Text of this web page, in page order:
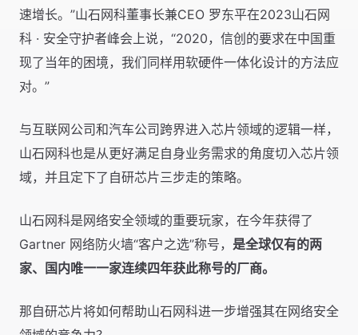
速增长。”山石网科董事长兼CEO 罗东平在2023山石网
科 · 安全守护者峰会上说，“2020，信创的要求在中国重
现了当年的困境，我们同样用软硬件一体化设计的方法应
对。”
与互联网公司和汽车公司跨界进入芯片领域的逻辑一样，
山石网科也是从更好满足自身业务需求的角度切入芯片领
域，并且定下了自研芯片三步走的策略。
山石网科是网络安全领域的重要玩家，在今年获得了
Gartner 网络防火墙“客户之选”称号， 是全球仅有的两
家、国内唯一一家连续四年获此称号的厂商。
那自研芯片将如何帮助山石网科进一步增强其在网络安全